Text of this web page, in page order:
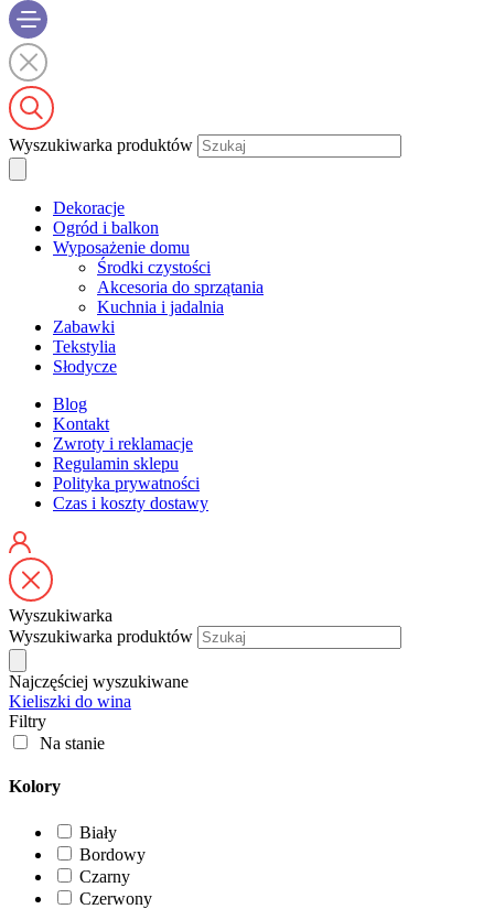
Wyszukiwarka produktów
Dekoracje
Ogród i balkon
Wyposażenie domu
Środki czystości
Akcesoria do sprzątania
Kuchnia i jadalnia
Zabawki
Tekstylia
Słodycze
Blog
Kontakt
Zwroty i reklamacje
Regulamin sklepu
Polityka prywatności
Czas i koszty dostawy
Wyszukiwarka
Wyszukiwarka produktów
Najczęściej wyszukiwane
Kieliszki do wina
Filtry
Na stanie
Kolory
Biały
Bordowy
Czarny
Czerwony